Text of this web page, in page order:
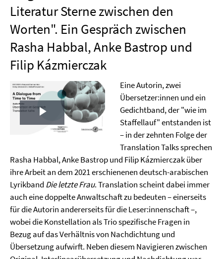
Literatur Sterne zwischen den
Worten". Ein Gespräch zwischen
Rasha Habbal, Anke Bastrop und
Filip Kázmierczak
Play
Eine Autorin, zwei
Übersetzer:innen und ein
Gedichtband, der "wie im
Staffellauf" entstanden ist
– in der zehnten Folge der
Translation Talks sprechen
Rasha Habbal, Anke Bastrop und Filip Kázmierczak über
ihre Arbeit an dem 2021 erschienenen deutsch-arabischen
Lyrikband Die letzte Frau. Translation scheint dabei immer
auch eine doppelte Anwaltschaft zu bedeuten – einerseits
für die Autorin andererseits für die Leser:innenschaft –,
wobei die Konstellation als Trio spezifische Fragen in
Bezug auf das Verhältnis von Nachdichtung und
Übersetzung aufwirft. Neben diesem Navigieren zwischen